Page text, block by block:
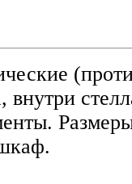
внутри